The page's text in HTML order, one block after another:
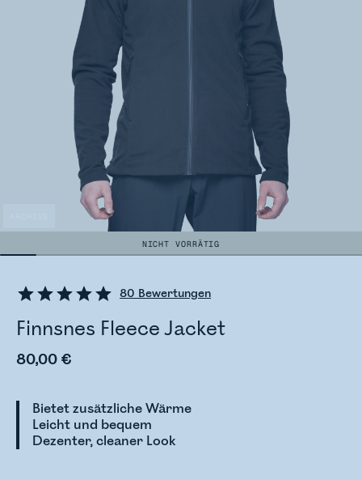
NICHT VORRÄTIG
80 Bewertungen
Finnsnes Fleece Jacket
80,00 €
Bietet zusätzliche Wärme
Leicht und bequem
Dezenter, cleaner Look